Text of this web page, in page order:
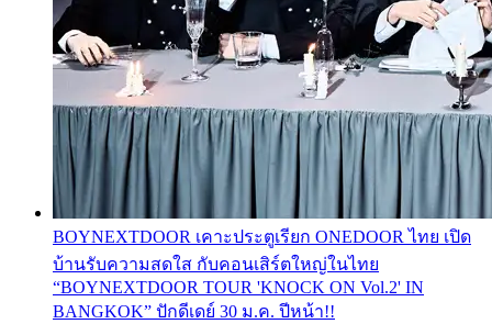
BOYNEXTDOOR เคาะประตูเรียก ONEDOOR ไทย เปิด
บ้านรับความสดใส กับคอนเสิร์ตใหญ่ในไทย
“BOYNEXTDOOR TOUR 'KNOCK ON Vol.2' IN
BANGKOK” ปักดีเดย์ 30 ม.ค. ปีหน้า!!